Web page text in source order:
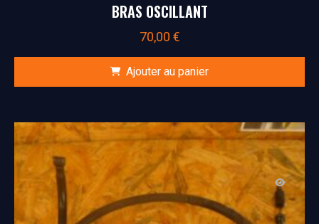
BRAS OSCILLANT
70,00 €
Ajouter au panier